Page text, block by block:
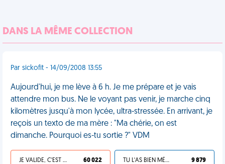
DANS LA MÊME COLLECTION
Par sickofit - 14/09/2008 13:55
Aujourd'hui, je me lève à 6 h. Je me prépare et je vais
attendre mon bus. Ne le voyant pas venir, je marche cinq
kilomètres jusqu'à mon lycée, ultra-stressée. En arrivant, je
reçois un texto de ma mère : "Ma chérie, on est
dimanche. Pourquoi es-tu sortie ?" VDM
JE VALIDE, C'EST UNE VDM 60 022 TU L'AS BIEN MÉRITÉ 9 879